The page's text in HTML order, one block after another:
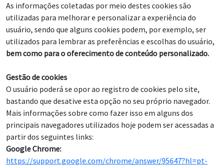
As informações coletadas por meio destes cookies são
utilizadas para melhorar e personalizar a experiência do
usuário, sendo que alguns cookies podem, por exemplo, ser
utilizados para lembrar as preferências e escolhas do usuário,
bem como para o oferecimento de conteúdo personalizado.
Gestão de cookies
O usuário poderá se opor ao registro de cookies pelo site,
bastando que desative esta opção no seu próprio navegador.
Mais informações sobre como fazer isso em alguns dos
principais navegadores utilizados hoje podem ser acessadas a
partir dos seguintes links:
Google Chrome:
https://support.google.com/chrome/answer/95647?hl=pt-